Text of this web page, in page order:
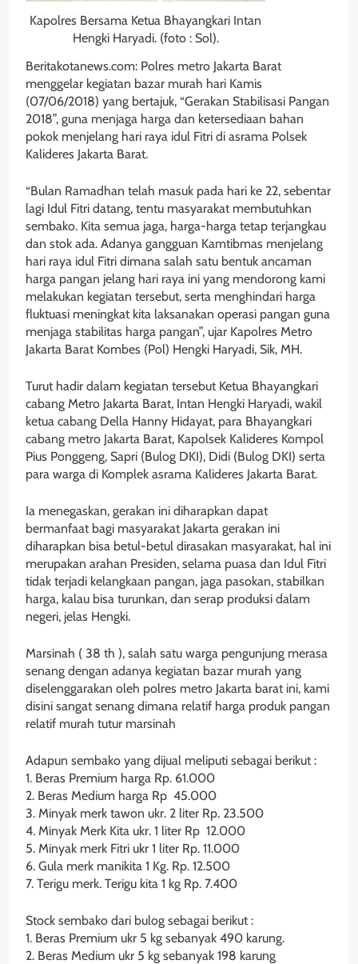
Kapolres Bersama Ketua Bhayangkari Intan
Hengki Haryadi. (foto : Sol).
Beritakotanews.com: Polres metro Jakarta Barat
menggelar kegiatan bazar murah hari Kamis
(07/06/2018) yang bertajuk, “Gerakan Stabilisasi Pangan
2018”, guna menjaga harga dan ketersediaan bahan
pokok menjelang hari raya idul Fitri di asrama Polsek
Kalideres Jakarta Barat.
“Bulan Ramadhan telah masuk pada hari ke 22, sebentar
lagi Idul Fitri datang, tentu masyarakat membutuhkan
sembako. Kita semua jaga, harga-harga tetap terjangkau
dan stok ada. Adanya gangguan Kamtibmas menjelang
hari raya idul Fitri dimana salah satu bentuk ancaman
harga pangan jelang hari raya ini yang mendorong kami
melakukan kegiatan tersebut, serta menghindari harga
fluktuasi meningkat kita laksanakan operasi pangan guna
menjaga stabilitas harga pangan”, ujar Kapolres Metro
Jakarta Barat Kombes (Pol) Hengki Haryadi, Sik, MH.
Turut hadir dalam kegiatan tersebut Ketua Bhayangkari
cabang Metro Jakarta Barat, Intan Hengki Haryadi, wakil
ketua cabang Della Hanny Hidayat, para Bhayangkari
cabang metro Jakarta Barat, Kapolsek Kalideres Kompol
Pius Ponggeng, Sapri (Bulog DKI), Didi (Bulog DKI) serta
para warga di Komplek asrama Kalideres Jakarta Barat.
Ia menegaskan, gerakan ini diharapkan dapat
bermanfaat bagi masyarakat Jakarta gerakan ini
diharapkan bisa betul-betul dirasakan masyarakat, hal ini
merupakan arahan Presiden, selama puasa dan Idul Fitri
tidak terjadi kelangkaan pangan, jaga pasokan, stabilkan
harga, kalau bisa turunkan, dan serap produksi dalam
negeri, jelas Hengki.
Marsinah ( 38 th ), salah satu warga pengunjung merasa
senang dengan adanya kegiatan bazar murah yang
diselenggarakan oleh polres metro Jakarta barat ini, kami
disini sangat senang dimana relatif harga produk pangan
relatif murah tutur marsinah
Adapun sembako yang dijual meliputi sebagai berikut :
1. Beras Premium harga Rp. 61.000
2. Beras Medium harga Rp 45.000
3. Minyak merk tawon ukr. 2 liter Rp. 23.500
4. Minyak Merk Kita ukr. 1 liter Rp 12.000
5. Minyak merk Fitri ukr 1 liter Rp. 11.000
6. Gula merk manikita 1 Kg. Rp. 12.500
7. Terigu merk. Terigu kita 1 kg Rp. 7.400
Stock sembako dari bulog sebagai berikut :
1. Beras Premium ukr 5 kg sebanyak 490 karung.
2. Beras Medium ukr 5 kg sebanyak 198 karung